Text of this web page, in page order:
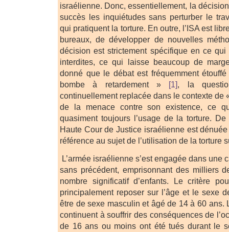
israélienne. Donc, essentiellement, la
succès les inquiétudes sans perturber le
qui pratiquent la torture. En outre, l’ISA est
bureaux, de développer de nouvelles
décision est strictement spécifique en ce
interdites, ce qui laisse beaucoup de
donné que le débat est fréquemment
bombe à retardement » [1], la
continuellement replacée dans le contexte de
de la menace contre son existence, ce
quasiment toujours l’usage de la torture.
Haute Cour de Justice israélienne est
référence au sujet de l’utilisation de la torture
L’armée israélienne s’est engagée dans une
sans précédent, emprisonnant des milliers
nombre significatif d’enfants. Le critère
principalement reposer sur l’âge et le sexe
être de sexe masculin et âgé de 14 à 60 ans.
continuent à souffrir des conséquences de
de 16 ans ou moins ont été tués durant le